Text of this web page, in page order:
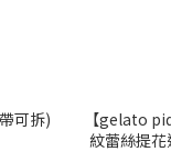
可拆)
【gelato
紋蕾絲提花